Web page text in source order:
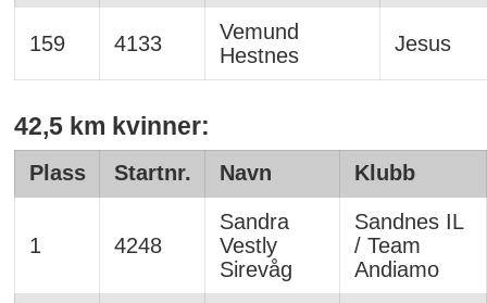
159 4133
Vemund
Hestnes
Jesus
42,5 km kvinner:
Plass Startnr. Navn Klubb
1 4248
Sandra
Vestly
Sirevåg
Sandnes IL
/ Team
Andiamo